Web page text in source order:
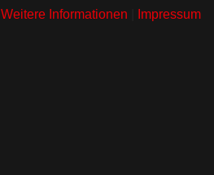
Weitere Informationen Impressum